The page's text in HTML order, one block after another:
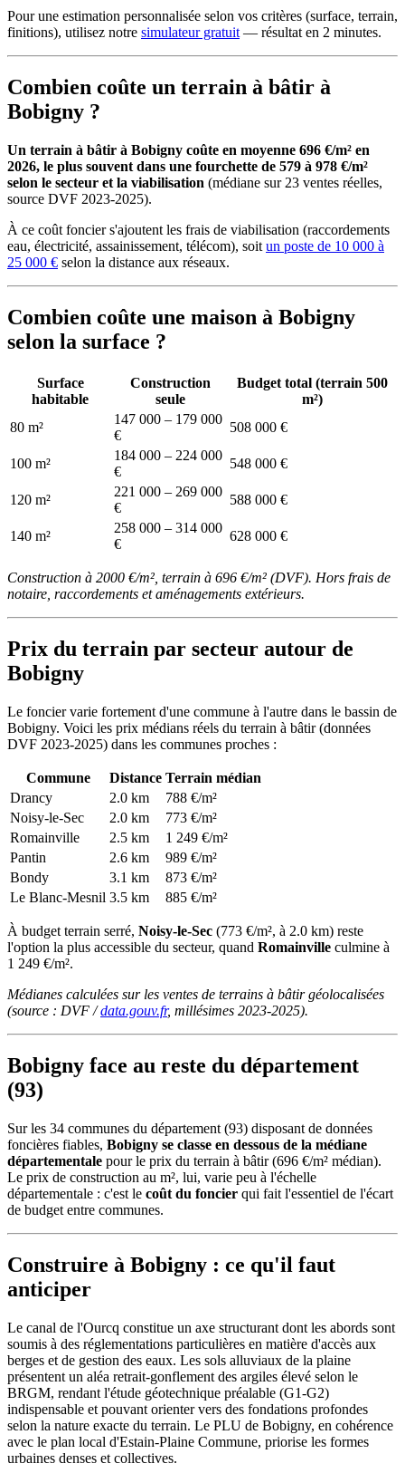
Pour une estimation personnalisée selon vos critères (surface, terrain,
finitions), utilisez notre simulateur gratuit— résultat en 2 minutes.
Combien coûte un terrain à bâtir à
Bobigny ?
Un terrain à bâtir à Bobigny coûte en moyenne 696 €/m² en
2026, le plus souvent dans une fourchette de 579 à 978 €/m²
selon le secteur et la viabilisation (médiane sur 23 ventes réelles,
source DVF 2023-2025).
À ce coût foncier s'ajoutent les frais de viabilisation (raccordements
eau, électricité, assainissement, télécom), soit un poste de 10 000 à
25 000 € selon la distance aux réseaux.
Combien coûte une maison à Bobigny
selon la surface ?
Surface
habitable
Construction
seule
Budget total (terrain 500
m²)
80 m²
147 000 – 179 000
€
508 000 €
100 m²
184 000 – 224 000
€
548 000 €
120 m²
221 000 – 269 000
€
588 000 €
140 m²
258 000 – 314 000
€
628 000 €
Construction à 2000 €/m², terrain à 696 €/m² (DVF). Hors frais de
notaire, raccordements et aménagements extérieurs.
Prix du terrain par secteur autour de
Bobigny
Le foncier varie fortement d'une commune à l'autre dans le bassin de
Bobigny. Voici les prix médians réels du terrain à bâtir (données
DVF 2023-2025) dans les communes proches :
Commune Distance Terrain médian
Drancy
2.0 km
788 €/m²
Noisy-le-Sec
2.0 km
773 €/m²
Romainville
2.5 km
1 249 €/m²
Pantin
2.6 km
989 €/m²
Bondy
3.1 km
873 €/m²
Le Blanc-Mesnil 3.5 km 885 €/m²
À budget terrain serré, Noisy-le-Sec (773 €/m², à 2.0 km) reste
l'option la plus accessible du secteur, quand Romainville culmine à
1 249 €/m².
Médianes calculées sur les ventes de terrains à bâtir géolocalisées
(source : DVF /data.gouv.fr, millésimes 2023-2025).
Bobigny face au reste du département
(93)
Sur les 34 communes du département (93) disposant de données
foncières fiables, Bobigny se classe en dessous de la médiane
départementale pour le prix du terrain à bâtir (696 €/m² médian).
Le prix de construction au m², lui, varie peu à l'échelle
départementale : c'est le coût du foncier qui fait l'essentiel de l'écart
de budget entre communes.
Construire à Bobigny : ce qu'il faut
anticiper
Le canal de l'Ourcq constitue un axe structurant dont les abords sont
soumis à des réglementations particulières en matière d'accès aux
berges et de gestion des eaux. Les sols alluviaux de la plaine
présentent un aléa retrait-gonflement des argiles élevé selon le
BRGM, rendant l'étude géotechnique préalable (G1-G2)
indispensable et pouvant orienter vers des fondations profondes
selon la nature exacte du terrain. Le PLU de Bobigny, en cohérence
avec le plan local d'Estain-Plaine Commune, priorise les formes
urbaines denses et collectives.